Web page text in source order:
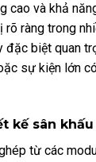
cao và khả
ràng trong
đặc biệt quan
sự kiện lớn
kế sân khấu
từ các